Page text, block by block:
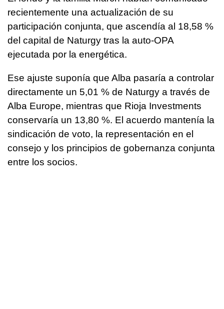
recientemente una actualización de su
participación conjunta, que ascendía al 18,58 %
del capital de Naturgy tras la auto-OPA
ejecutada por la energética.
Ese ajuste suponía que Alba pasaría a controlar
directamente un 5,01 % de Naturgy a través de
Alba Europe, mientras que Rioja Investments
conservaría un 13,80 %. El acuerdo mantenía la
sindicación de voto, la representación en el
consejo y los principios de gobernanza conjunta
entre los socios.